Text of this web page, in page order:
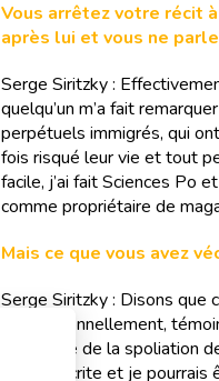
Vous arrêtez votre récit
après lui et vous ne
Serge Siritzky :
quelqu’un m’a fait
perpétuels immigrés, qui
fois risqué leur vie et tout
facile, j’ai fait Sciences Po
comme propriétaire de
Mais ce que vous avez
Serge Siritzky : Disons que
été personnellement,
différence de la spoliation
preuve écrite et je